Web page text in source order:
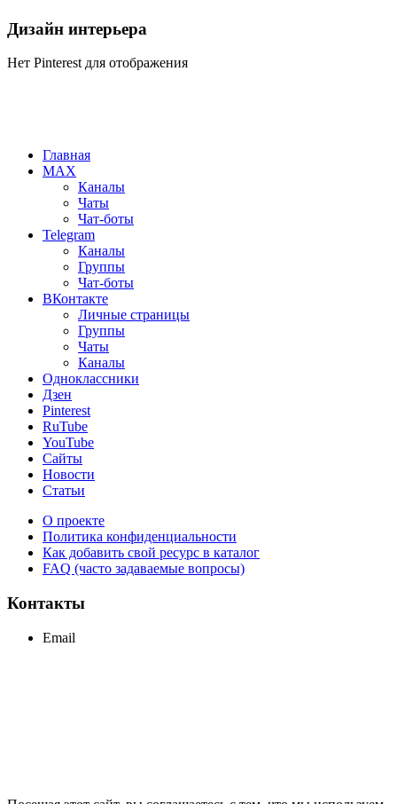
Дизайн интерьера
Нет Pinterest для отображения
Главная
MAX
Каналы
Чаты
Чат-боты
Telegram
Каналы
Группы
Чат-боты
ВКонтакте
Личные страницы
Группы
Чаты
Каналы
Одноклассники
Дзен
Pinterest
RuTube
YouTube
Сайты
Новости
Статьи
О проекте
Политика конфиденциальности
Как добавить свой ресурс в каталог
FAQ (часто задаваемые вопросы)
Контакты
Email